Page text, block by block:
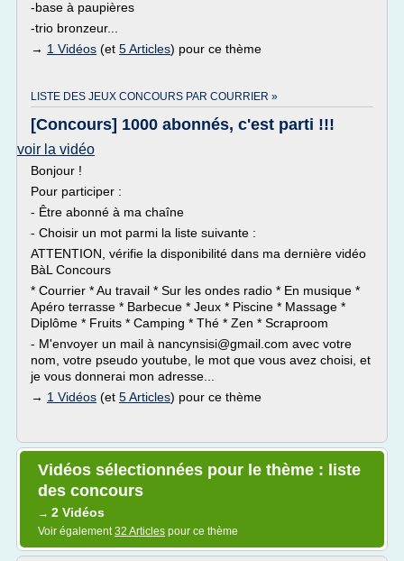
-base à paupières
-trio bronzeur...
→ 1 Vidéos (et 5 Articles) pour ce thème
LISTE DES JEUX CONCOURS PAR COURRIER »
[Concours] 1000 abonnés, c'est parti !!!
voir la vidéo
Bonjour !
Pour participer :
- Être abonné à ma chaîne
- Choisir un mot parmi la liste suivante :
ATTENTION, vérifie la disponibilité dans ma dernière vidéo
BàL Concours
* Courrier * Au travail * Sur les ondes radio * En musique *
Apéro terrasse * Barbecue * Jeux * Piscine * Massage *
Diplôme * Fruits * Camping * Thé * Zen * Scraproom
- M'envoyer un mail à nancynsisi@gmail.com avec votre
nom, votre pseudo youtube, le mot que vous avez choisi, et
je vous donnerai mon adresse...
→ 1 Vidéos (et 5 Articles) pour ce thème
Vidéos sélectionnées pour le thème : liste
des concours
→ 2 Vidéos
Voir également32 Articles pour ce thème